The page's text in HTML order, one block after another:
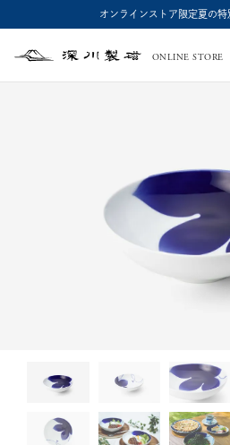
オンラインストア限定夏の
深
ONLINE STORE